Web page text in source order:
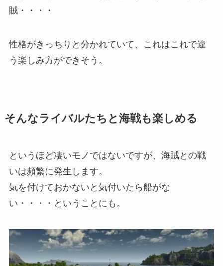
賊・・・・
性格がきっちりと分かれていて、これはこれで違
う楽しみ方ができそう。
そんなライバルたちと海戦も楽しめる
というほど凄いモノではないですが、海賊との戦
いは頻繁に発生します。
気を付けておかないと気付いたら船がな
い・・・・ということにも。